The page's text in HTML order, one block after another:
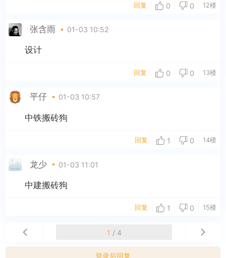
回复 0 0 12楼
张含雨 01-03 10:52
设计
回复 0 0 13楼
平仔 01-03 10:57
中铁搬砖狗
回复 1 0 14楼
龙少 01-03 11:01
中建搬砖狗
回复 1 0 15楼
1 / 4
登录后回复